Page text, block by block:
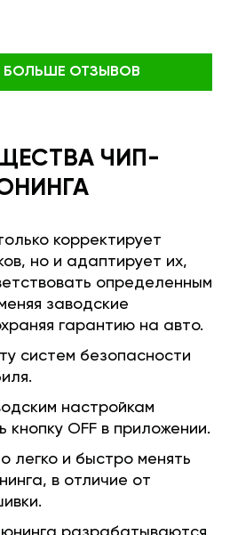
БОЛЬШЕ ОТЗЫВОВ
ЧИП-
корректирует
но и адаптирует их,
определенным
заводские
гарантию на авто.
систем безопасности
настройкам
OFF в приложении.
легко и быстро менять
в отличие от